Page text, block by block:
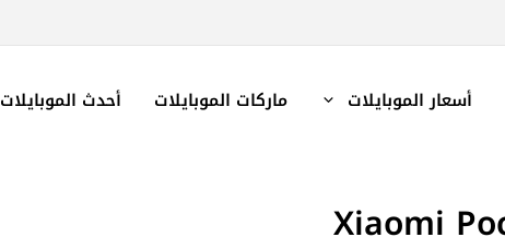
أسعار الموبايلات ماركات الموبايلات أحدث الموبايلات